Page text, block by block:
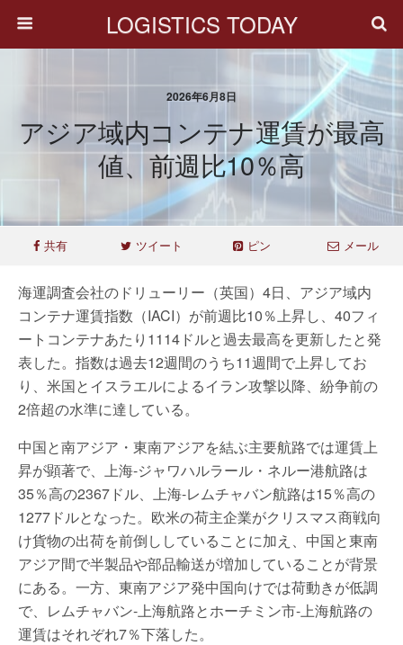
LOGISTICS TODAY
2026年6月8日
アジア域内コンテナ運賃が最高
値、前週比10％高
共有 ツイート ピン メール
海運調査会社のドリューリー（英国）4日、アジア域内
コンテナ運賃指数（IACI）が前週比10％上昇し、40フィ
ートコンテナあたり1114ドルと過去最高を更新したと発
表した。指数は過去12週間のうち11週間で上昇してお
り、米国とイスラエルによるイラン攻撃以降、紛争前の
2倍超の水準に達している。
中国と南アジア・東南アジアを結ぶ主要航路では運賃上
昇が顕著で、上海-ジャワハルラール・ネルー港航路は
35％高の2367ドル、上海-レムチャバン航路は15％高の
1277ドルとなった。欧米の荷主企業がクリスマス商戦向
け貨物の出荷を前倒ししていることに加え、中国と東南
アジア間で半製品や部品輸送が増加していることが背景
にある。一方、東南アジア発中国向けでは荷動きが低調
で、レムチャバン-上海航路とホーチミン市-上海航路の
運賃はそれぞれ7％下落した。